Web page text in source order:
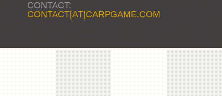
CONTACT:
CONTACT[AT]CARPGAME.COM